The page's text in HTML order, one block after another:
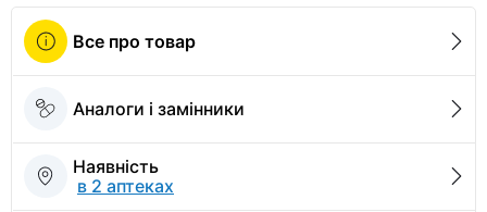
Все про товар
Аналоги і замінники
Наявність
в 2 аптеках